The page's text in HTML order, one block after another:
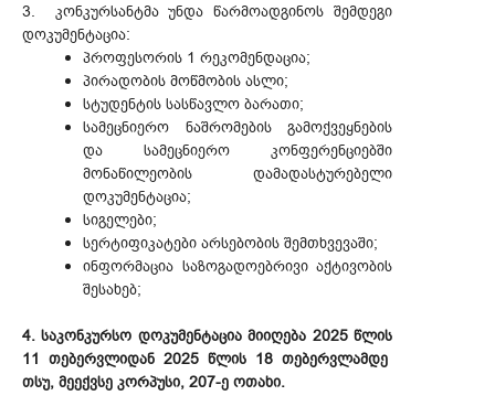
3. კონკურსანტმა უნდა წარმოადგინოს შემდეგი
დოკუმენტაცია:
პროფესორის 1 რეკომენდაცია;
პირადობის მოწმობის ასლი;
სტუდენტის სასწავლო ბარათი;
სამეცნიერო ნაშრომების გამოქვეყნების
და სამეცნიერო კონფერენციებში
მონაწილეობის დამადასტურებელი
დოკუმენტაცია;
სიგელები;
სერტიფიკატები არსებობის შემთხვევაში;
ინფორმაცია საზოგადოებრივი აქტივობის
შესახებ;
4. საკონკურსო დოკუმენტაცია მიიღება 2025 წლის
11 თებერვლიდან 2025 წლის 18 თებერვლამდე
თსუ, მეექვსე კორპუსი, 207-ე ოთახი.